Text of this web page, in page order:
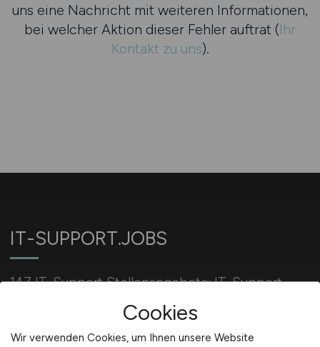
uns eine Nachricht mit weiteren Informationen,
bei welcher Aktion dieser Fehler auftrat (Ihr
Kontakt zu uns).
IT-SUPPORT.JOBS
147 IT-Support Stellenangebote: IT-Support
Mitarbeiter jetzt bewerben!
Cookies
Wir verwenden Cookies, um Ihnen unsere Website